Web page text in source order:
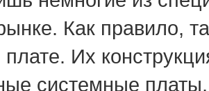
Как правило,
Их
системные платы,